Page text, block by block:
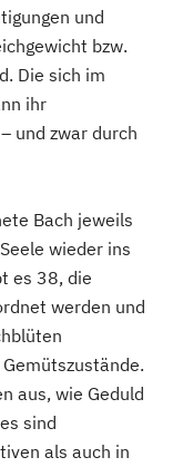
und
bzw.
Die sich im
ihr
und zwar durch
Bach jeweils
wieder ins
es 38, die
werden und
aus, wie Geduld
sind
als auch in